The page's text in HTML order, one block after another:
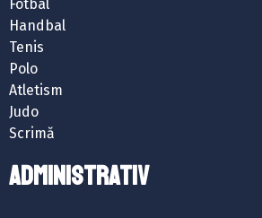
Fotbal
Handbal
Tenis
Polo
Atletism
Judo
Scrimă
ADMINISTRATIV